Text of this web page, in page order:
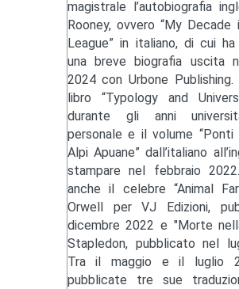
magistrale l’autobiografia
Rooney, ovvero “My
League” in italiano, di cui
una breve biografia uscita
2024 con Urbone
libro “Typology and
durante gli anni
personale e il volume
Alpi Apuane” dall’italiano
stampare nel febbraio
anche il celebre “Animal
Orwell per VJ Edizioni,
dicembre 2022 e "Morte
Stapledon, pubblicato nel
Tra il maggio e il luglio
pubblicate tre sue